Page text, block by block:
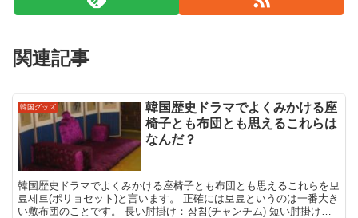
関連記事
韓国グッズ
韓国歴史ドラマでよくみかける座
椅子とも布団とも思えるこれらは
なんだ？
韓国歴史ドラマでよくみかける座椅子とも布団とも思えるこれらを보
료세트(ポリョセット)と言います。 正確には보료というのは一番大き
い敷布団のことです。 長い肘掛け：장침(チャンチム) 短い肘掛け：